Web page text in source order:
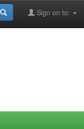
Sign on to: